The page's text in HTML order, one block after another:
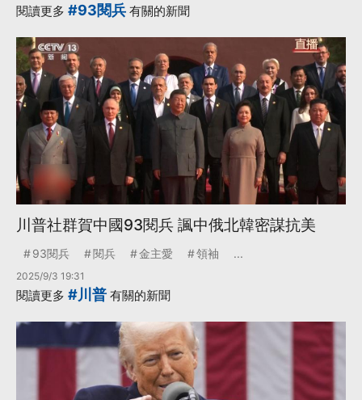
閱讀更多 #93閱兵 有關的新聞
川普社群賀中國93閱兵 諷中俄北韓密謀抗美
93閱兵 閱兵 金主愛 領袖 ...
2025/9/3 19:31
閱讀更多 #川普 有關的新聞